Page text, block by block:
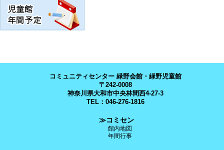
コミュニティセンター 緑野会館・緑野児童館
〒242-0008
神奈川県大和市中央林間西4-27-3
TEL：046-276-1816
≫コミセン
館内地図
年間行事